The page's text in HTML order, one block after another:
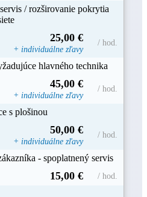
/ rozširovanie pokrytia
25,00 €
+ individuálne zľavy
/ hod.
hlavného technika
45,00 €
+ individuálne zľavy
/ hod.
s plošinou
50,00 €
+ individuálne zľavy
/ hod.
- spoplatnený servis
15,00 € / hod.